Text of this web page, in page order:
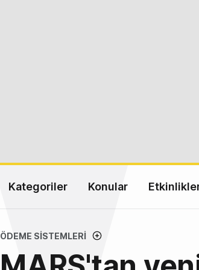
Kategoriler Konular
ÖDEME SISTEMLERI